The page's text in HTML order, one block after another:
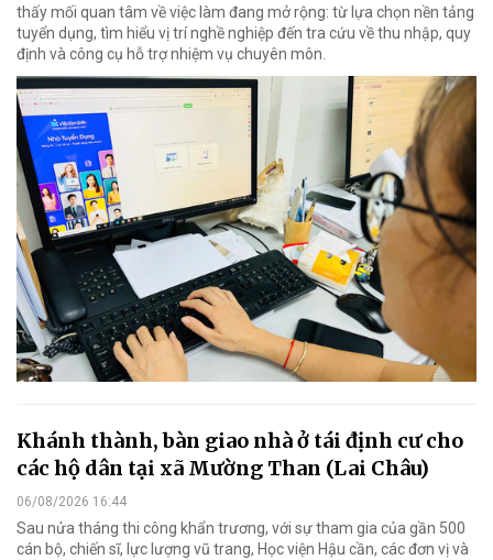
thấy mối quan tâm về việc làm đang mở rộng: từ lựa chọn nền tảng
tuyển dụng, tìm hiểu vị trí nghề nghiệp đến tra cứu về thu nhập, quy
định và công cụ hỗ trợ nhiệm vụ chuyên môn.
Khánh thành, bàn giao nhà ở tái định cư cho
các hộ dân tại xã Mường Than (Lai Châu)
06/08/2026 16:44
Sau nửa tháng thi công khẩn trương, với sự tham gia của gần 500
cán bộ, chiến sĩ, lực lượng vũ trang, Học viện Hậu cần, các đơn vị và